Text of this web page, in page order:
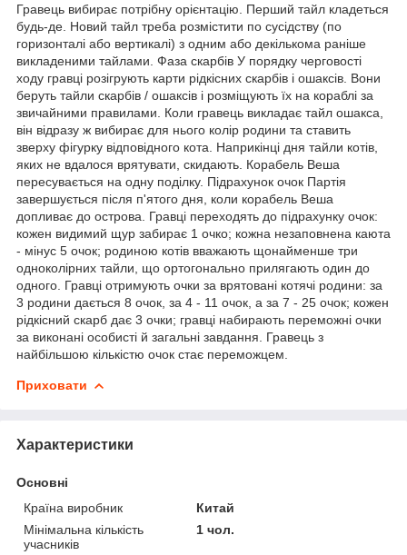
Гравець вибирає потрібну орієнтацію. Перший тайл кладеться
будь-де. Новий тайл треба розмістити по сусідству (по
горизонталі або вертикалі) з одним або декількома раніше
викладеними тайлами. Фаза скарбів У порядку черговості
ходу гравці розігрують карти рідкісних скарбів і ошаксів. Вони
беруть тайли скарбів / ошаксів і розміщують їх на кораблі за
звичайними правилами. Коли гравець викладає тайл ошакса,
він відразу ж вибирає для нього колір родини та ставить
зверху фігурку відповідного кота. Наприкінці дня тайли котів,
яких не вдалося врятувати, скидають. Корабель Веша
пересувається на одну поділку. Підрахунок очок Партія
завершується після п'ятого дня, коли корабель Веша
допливає до острова. Гравці переходять до підрахунку очок:
кожен видимий щур забирає 1 очко; кожна незаповнена каюта
- мінус 5 очок; родиною котів вважають щонайменше три
одноколірних тайли, що ортогонально прилягають один до
одного. Гравці отримують очки за врятовані котячі родини: за
3 родини дається 8 очок, за 4 - 11 очок, а за 7 - 25 очок; кожен
рідкісний скарб дає 3 очки; гравці набирають переможні очки
за виконані особисті й загальні завдання. Гравець з
найбільшою кількістю очок стає переможцем.
Приховати
Характеристики
Основні
Країна виробник
Китай
Мінімальна кількість
учасників
1 чол.